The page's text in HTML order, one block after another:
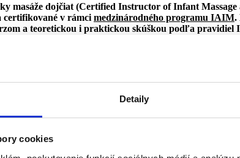
Detaily
cookies
masáže dojčiat (Certified Instructor of Infant Massage
v rámci medzinárodného programu IAIM.
a teoretickou i praktickou skúškou podľa pravidiel
Manganari (GR)
aj pre mamičky na materskej, ktoré hľadajú spôsob
15 rokov a rada vám svoje skúsenosti a vedomosti